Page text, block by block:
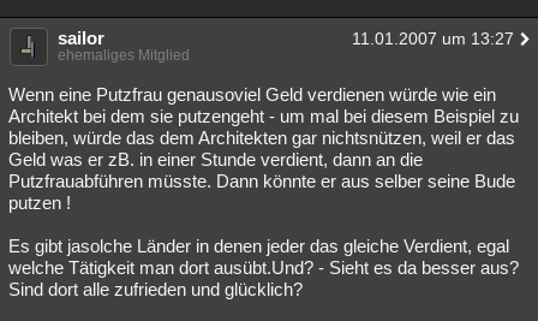
sailor 11.01.2007 um 13:27
ehemaliges Mitglied
Wenn eine Putzfrau genausoviel Geld verdienen würde wie ein
Architekt bei dem sie putzengeht - um mal bei diesem Beispiel zu
bleiben, würde das dem Architekten gar nichtsnützen, weil er das
Geld was er zB. in einer Stunde verdient, dann an die
Putzfrauabführen müsste. Dann könnte er aus selber seine Bude
putzen !
Es gibt jasolche Länder in denen jeder das gleiche Verdient, egal
welche Tätigkeit man dort ausübt.Und? - Sieht es da besser aus?
Sind dort alle zufrieden und glücklich?